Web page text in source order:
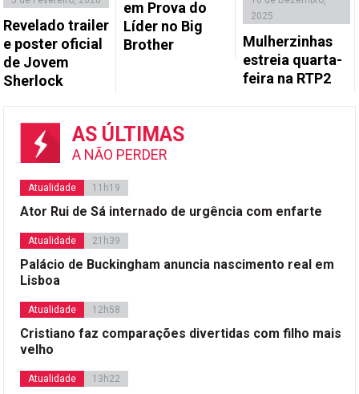
Revelado trailer
e poster oficial
de Jovem
Sherlock
em Prova do
Líder no Big
Brother
2025
Mulherzinhas
estreia quarta-
feira na RTP2
AS ÚLTIMAS
A NÃO PERDER
Atualidade 11h19
Ator Rui de Sá internado de urgência com enfarte
Atualidade 21h39
Palácio de Buckingham anuncia nascimento real em
Lisboa
Atualidade 12h58
Cristiano faz comparações divertidas com filho mais
velho
Atualidade 13h22